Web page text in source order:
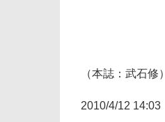
（本誌：武石修）
2010/4/12 14:03